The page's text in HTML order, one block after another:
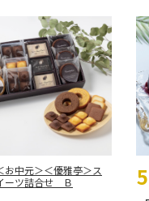
お中元＞＜優雅亭＞ス
ーツ詰合せ Ｂ